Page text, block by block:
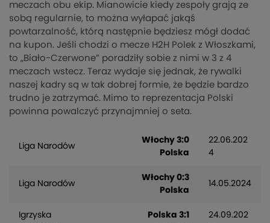
meczach obu ekip. Mianowicie kiedy zespoły grają ze
sobą regularnie, to można wyłapać jakąś
powtarzalność, którą następnie będziesz mógł dodać
na kupon. Jeśli chodzi o mecze H2H Polek z Włoszkami,
to „Biało-Czerwone” poradziły sobie z nimi w 3 z 4
meczach wstecz. Teraz wydaje się jednak, że rywalki
naszej kadry są w tak dobrej formie, że będzie bardzo
trudno je zatrzymać. Mimo to reprezentacja Polski
powinna powalczyć przynajmniej o seta.
Liga Narodów
Włochy 3:0
Polska
22.06.202
4
Liga Narodów
Włochy 0:3
Polska
14.05.2024
Igrzyska
Polska 3:1
24.09.202